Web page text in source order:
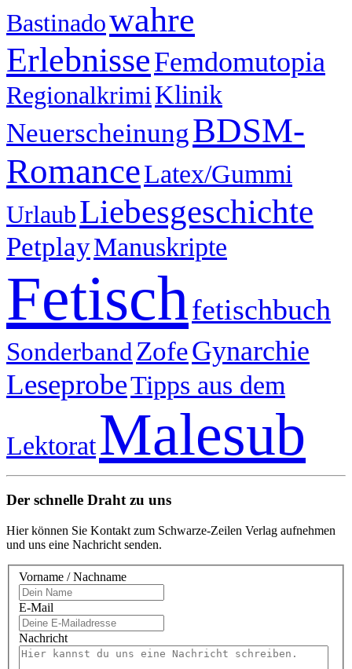
Bastinadowahre
ErlebnisseFemdomutopia
Regionalkrimi Klinik
NeuerscheinungBDSM-
RomanceLatex/Gummi
UrlaubLiebesgeschichte
PetplayManuskripte
Fetischfetischbuch
SonderbandZofeGynarchie
LeseprobeTipps aus dem
LektoratMalesub
Der schnelle Draht zu uns
Hier können Sie Kontakt zum Schwarze-Zeilen Verlag aufnehmen
und uns eine Nachricht senden.
Vorname / Nachname
E-Mail
Nachricht